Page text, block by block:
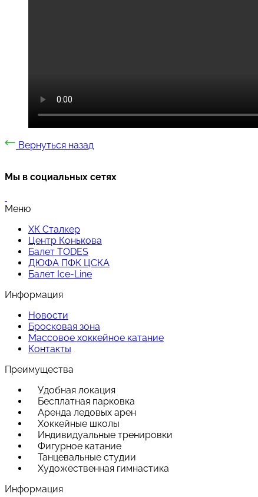
Вернуться назад
Мы в социальных сетях
Меню
ХК Сталкер
Центр Конькова
Балет TODES
ДЮФА ПФК ЦСКА
Балет Ice-Line
Информация
Новости
Бросковая зона
Массовое хоккейное катание
Контакты
Преимущества
Удобная локация
Бесплатная парковка
Аренда ледовых арен
Хоккейные школы
Индивидуальные тренировки
Фигурное катание
Танцевальные студии
Художественная гимнастика
Информация